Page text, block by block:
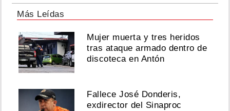
Más Leídas
Mujer muerta y tres heridos
tras ataque armado dentro de
discoteca en Antón
Fallece José Donderis,
exdirector del Sinaproc